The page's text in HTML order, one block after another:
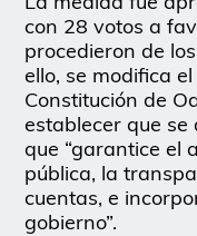
con 28 votos a
procedieron de
ello, se modifica
Constitución de
establecer que
que “garantice el
pública, la
cuentas, e
gobierno”.